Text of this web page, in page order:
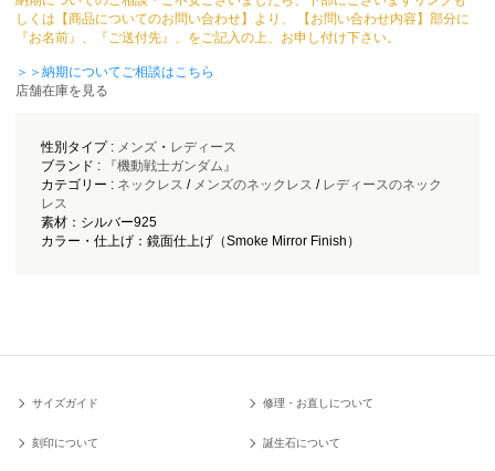
しくは【商品についてのお問い合わせ】より、 【お問い合わせ内容】部分に
『お名前』、『ご送付先』、をご記入の上、お申し付け下さい。
＞＞納期についてご相談はこちら
店舗在庫を見る
性別タイプ : メンズ・ レディース
ブランド :
『機動戦士ガンダム』
カテゴリー : ネックレス / メンズのネックレス / レディースのネック
レス
素材：シルバー925
カラー・仕上げ：鏡面仕上げ（Smoke Mirror Finish）
サイズガイド 修理・お直しについて
刻印について 誕生石について